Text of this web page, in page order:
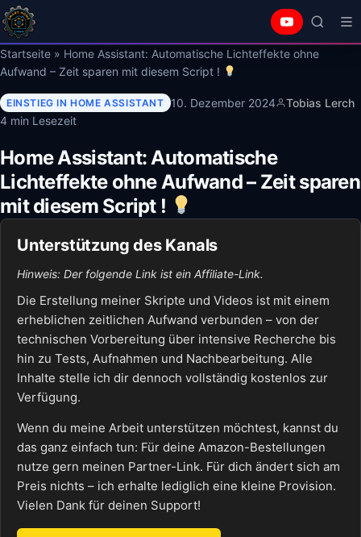
Startseite » Home Assistant: Automatische Lichteffekte ohne
Aufwand – Zeit sparen mit diesem Script !
EINSTIEG IN HOME ASSISTANT 10. Dezember 2024
Tobias Lerch
4 min Lesezeit
Home Assistant: Automatische
Lichteffekte ohne Aufwand – Zeit sparen
mit diesem Script !
Unterstützung des Kanals
Hinweis: Der folgende Link ist ein Affiliate-Link.
Die Erstellung meiner Skripte und Videos ist mit einem
erheblichen zeitlichen Aufwand verbunden – von der
technischen Vorbereitung über intensive Recherche bis
hin zu Tests, Aufnahmen und Nachbearbeitung. Alle
Inhalte stelle ich dir dennoch vollständig kostenlos zur
Verfügung.
Wenn du meine Arbeit unterstützen möchtest, kannst du
das ganz einfach tun: Für deine Amazon-Bestellungen
nutze gern meinen Partner-Link. Für dich ändert sich am
Preis nichts – ich erhalte lediglich eine kleine Provision.
Vielen Dank für deinen Support!